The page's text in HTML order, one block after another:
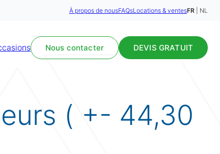
À propos de nousFAQsLocations & ventesFR NL
Nous contacter DEVIS GRATUIT
( +- 44,30